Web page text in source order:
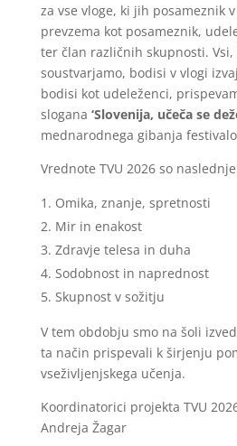
za vse vloge, ki jih posameznik
prevzema kot posameznik,
ter član različnih skupnosti.
soustvarjamo, bodisi v vlogi
bodisi kot udeleženci,
slogana ‘Slovenija, učeča se
mednarodnega gibanja
Vrednote TVU 2026 so
Omika, znanje, spretnosti
Mir in enakost
Zdravje telesa in duha
Sodobnost in naprednost
Skupnost v sožitju
V tem obdobju smo na šoli
ta način prispevali k širjenju
vseživljenjskega učenja.
Koordinatorici projekta TVU
Andreja Žagar